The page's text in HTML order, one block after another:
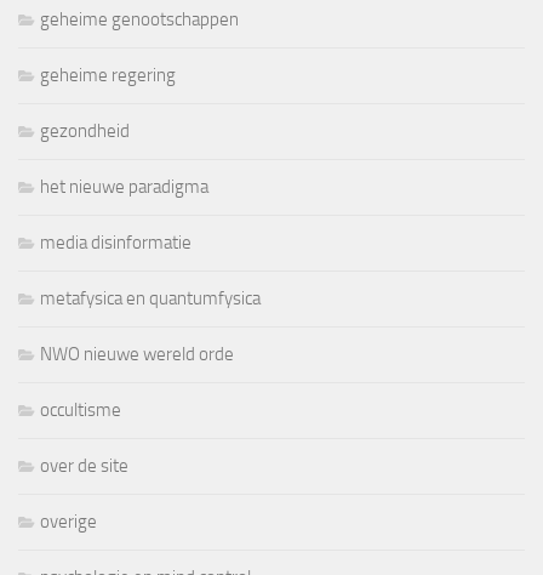
geheime genootschappen
geheime regering
gezondheid
het nieuwe paradigma
media disinformatie
metafysica en quantumfysica
NWO nieuwe wereld orde
occultisme
over de site
overige